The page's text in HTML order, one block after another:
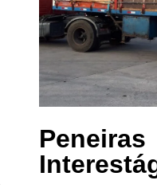
Peneiras